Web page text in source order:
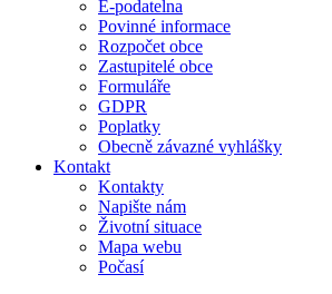
E-podatelna
Povinné informace
Rozpočet obce
Zastupitelé obce
Formuláře
GDPR
Poplatky
Obecně závazné vyhlášky
Kontakt
Kontakty
Napište nám
Životní situace
Mapa webu
Počasí